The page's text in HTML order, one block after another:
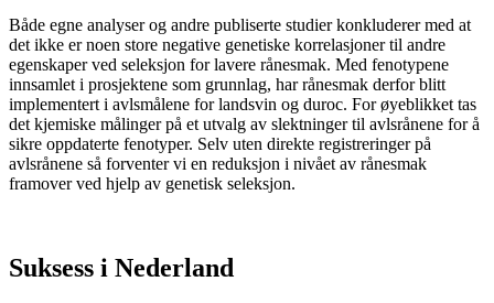
Både egne analyser og andre publiserte studier konkluderer med at
det ikke er noen store negative genetiske korrelasjoner til andre
egenskaper ved seleksjon for lavere rånesmak. Med fenotypene
innsamlet i prosjektene som grunnlag, har rånesmak derfor blitt
implementert i avlsmålene for landsvin og duroc. For øyeblikket tas
det kjemiske målinger på et utvalg av slektninger til avlsrånene for å
sikre oppdaterte fenotyper. Selv uten direkte registreringer på
avlsrånene så forventer vi en reduksjon i nivået av rånesmak
framover ved hjelp av genetisk seleksjon.
Suksess i Nederland